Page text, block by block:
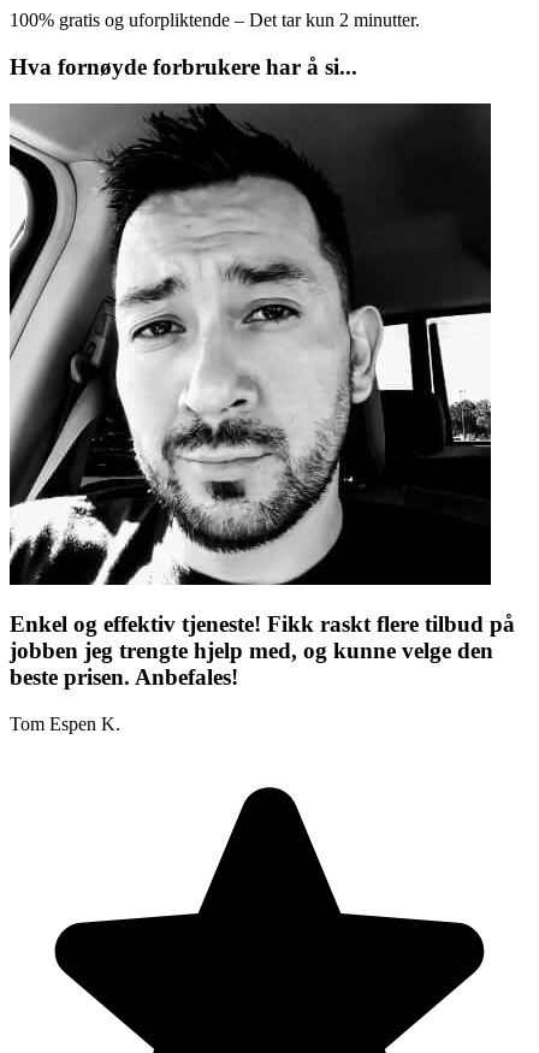
100% gratis og uforpliktende – Det tar kun 2 minutter.
Hva fornøyde forbrukere har å si...
Enkel og effektiv tjeneste! Fikk raskt flere tilbud på
jobben jeg trengte hjelp med, og kunne velge den
beste prisen. Anbefales!
Tom Espen K.